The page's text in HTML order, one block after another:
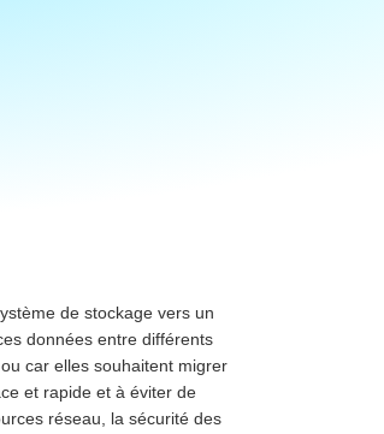
de stockage vers un
données entre différents
car elles souhaitent migrer
et rapide et à éviter de
réseau, la sécurité des